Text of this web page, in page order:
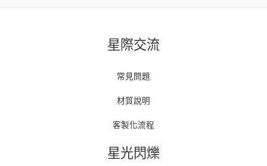
星際交流
常見問題
材質說明
客製化流程
星光閃爍